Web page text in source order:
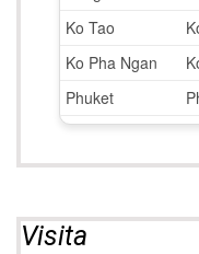
Visita